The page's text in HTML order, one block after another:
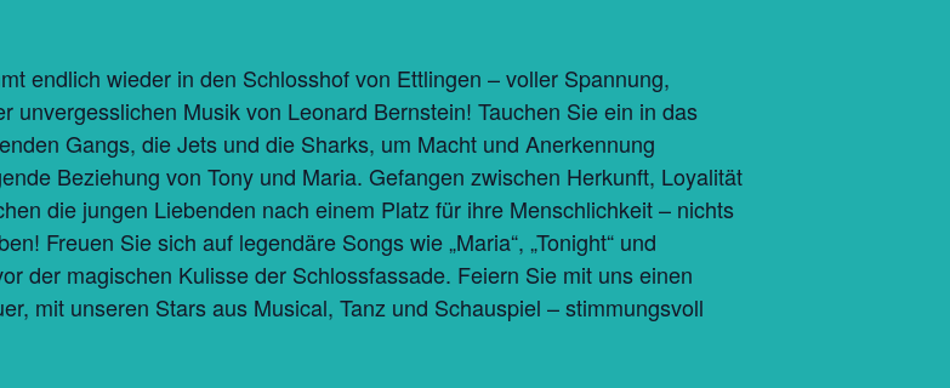
endlich wieder in den Schlosshof von Ettlingen – voller Spannung,
unvergesslichen Musik von Leonard Bernstein! Tauchen Sie ein in das
Gangs, die Jets und die Sharks, um Macht und Anerkennung
Beziehung von Tony und Maria. Gefangen zwischen Herkunft, Loyalität
die jungen Liebenden nach einem Platz für ihre Menschlichkeit – nichts
Freuen Sie sich auf legendäre Songs wie „Maria“, „Tonight“ und
der magischen Kulisse der Schlossfassade. Feiern Sie mit uns einen
mit unseren Stars aus Musical, Tanz und Schauspiel – stimmungsvoll